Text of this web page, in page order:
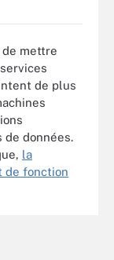
de mettre
de plus
de données.
la
de fonction